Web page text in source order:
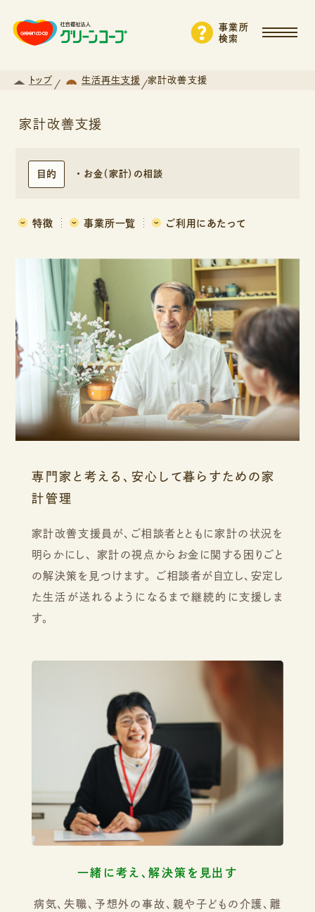
事業所
検索
トップ 生活再生支援 家計改善支援
家計改善支援
特徴 事業所一覧 ご利用にあたって
目的 お金（家計）の相談
専門家と考える、安心して暮らすための家
計管理
家計改善支援員が、ご相談者とともに家計の状況を
明らかにし、
家計の視点からお金に関する困りごと
の解決策を見つけます。
ご相談者が自立し、安定し
た生活が送れるようになるまで継続的に支援しま
す。
一緒に考え、解決策を見出す
病気、失職、予想外の事故、親や子どもの介護、離